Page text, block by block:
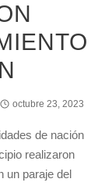
octubre 23, 2023
de nación
realizaron
un paraje del